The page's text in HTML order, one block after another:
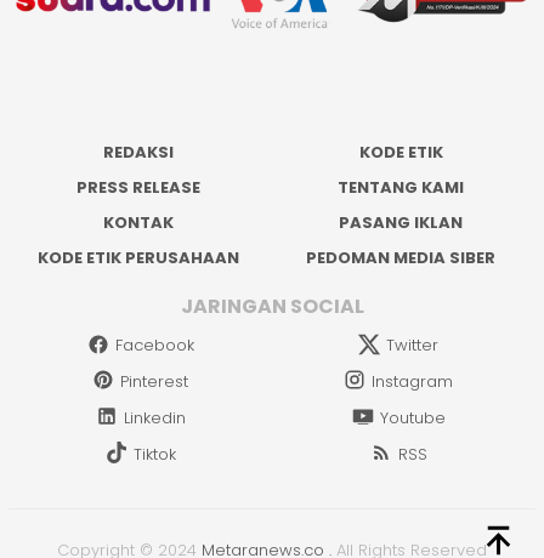
REDAKSI
KODE ETIK
PRESS RELEASE
TENTANG KAMI
KONTAK
PASANG IKLAN
KODE ETIK PERUSAHAAN
PEDOMAN MEDIA SIBER
JARINGAN SOCIAL
Facebook
Twitter
Pinterest
Instagram
Linkedin
Youtube
Tiktok
RSS
Copyright © 2024 Metaranews.co . All Rights Reserved